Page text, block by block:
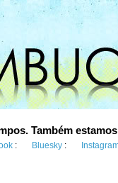
Também
: Bluesky :